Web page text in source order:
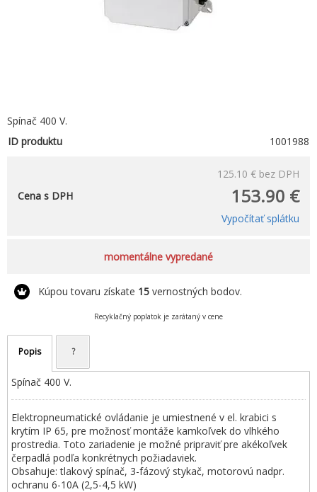
Spínač 400 V.
ID produktu
1001988
125.10 € bez DPH
153.90 €
Cena s DPH
Vypočítať splátku
momentálne vypredané
Kúpou tovaru získate 15 vernostných bodov.
Recyklačný poplatok je zarátaný v cene
Popis ?
Spínač 400 V.
Elektropneumatické ovládanie je umiestnené v el. krabici s
krytím IP 65, pre možnosť montáže kamkoľvek do vlhkého
prostredia. Toto zariadenie je možné pripraviť pre akékoľvek
čerpadlá podľa konkrétnych požiadaviek.
Obsahuje: tlakový spínač, 3-fázový stykač, motorovú nadpr.
ochranu 6-10A (2,5-4,5 kW)